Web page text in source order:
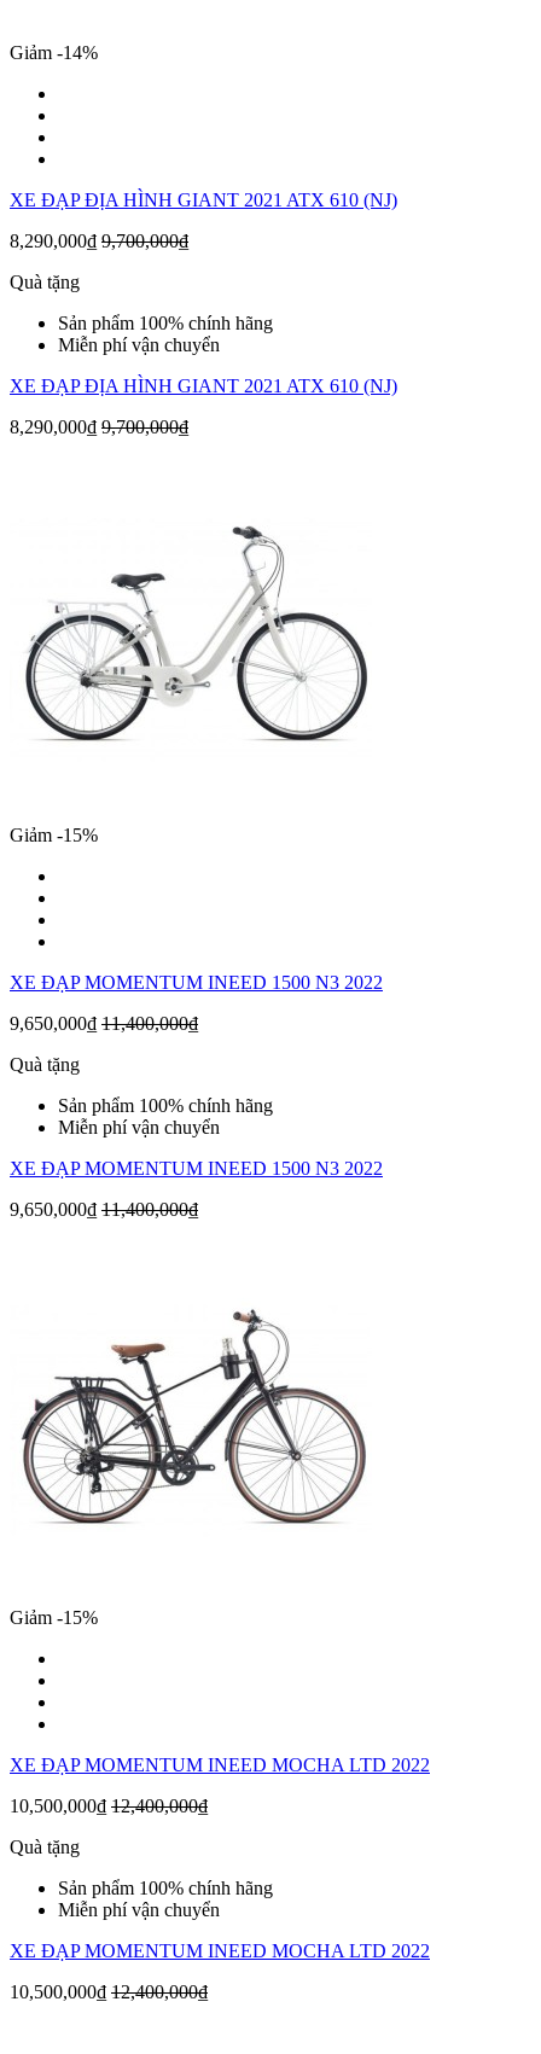
Giảm -14%
XE ĐẠP ĐỊA HÌNH GIANT 2021 ATX 610 (NJ)
8,290,000₫ 9,700,000₫
Quà tặng
Sản phẩm 100% chính hãng
Miễn phí vận chuyển
XE ĐẠP ĐỊA HÌNH GIANT 2021 ATX 610 (NJ)
8,290,000₫ 9,700,000₫
Giảm -15%
XE ĐẠP MOMENTUM INEED 1500 N3 2022
9,650,000₫ 11,400,000₫
Quà tặng
Sản phẩm 100% chính hãng
Miễn phí vận chuyển
XE ĐẠP MOMENTUM INEED 1500 N3 2022
9,650,000₫ 11,400,000₫
Giảm -15%
XE ĐẠP MOMENTUM INEED MOCHA LTD 2022
10,500,000₫ 12,400,000₫
Quà tặng
Sản phẩm 100% chính hãng
Miễn phí vận chuyển
XE ĐẠP MOMENTUM INEED MOCHA LTD 2022
10,500,000₫ 12,400,000₫